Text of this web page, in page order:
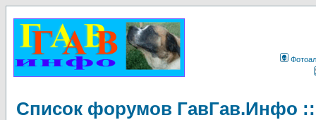
Список форумов ГавГав.Инфо